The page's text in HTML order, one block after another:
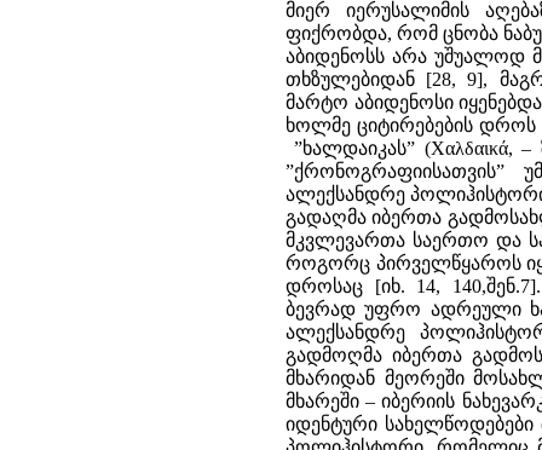
მიერ იერუსალიმის
ფიქრობდა, რომ ცნობა
აბიდენოსს არა უშუალოდ
თხზულებიდან [28, 9],
მარტო აბიდენოსი
ხოლმე ციტირებების დროს
”ხალდაიკას” (Χαλδαικά,
”ქრონოგრაფიისათვის”
ალექსანდრე
გადაღმა იბერთა
მკვლევართა საერთო და
როგორც პირველწყაროს
დროსაც [იხ. 14,
ბევრად უფრო ადრეული
ალექსანდრე
გადმოღმა იბერთა
მხარიდან მეორეში
მხარეში – იბერიის
იდენტური სახელწოდებები